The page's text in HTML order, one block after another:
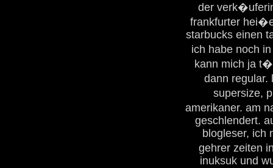
der
frankfurter
starbucks einen
ich habe noch
kann mich ja
dann
supersize,
amerikaner. am
geschlendert.
blogleser, ich
gehrer zeiten
inuksuk und